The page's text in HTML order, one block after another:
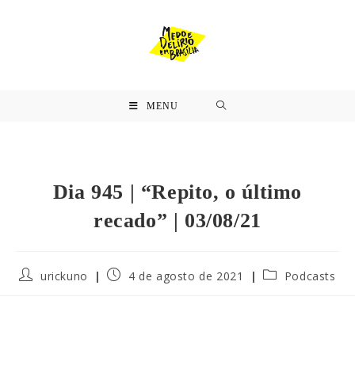
MENU
Dia 945 | “Repito, o último
recado” | 03/08/21
urickuno 4 de agosto de 2021 Podcasts